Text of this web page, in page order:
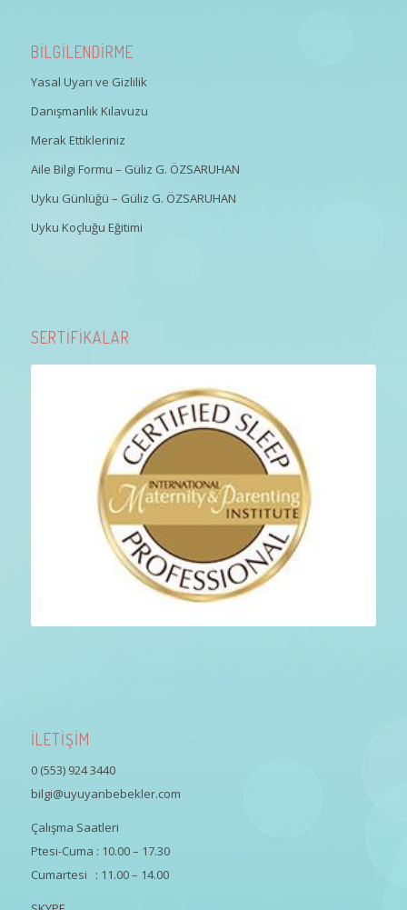
BİLGİLENDİRME
Yasal Uyarı ve Gizlilik
Danışmanlık Kılavuzu
Merak Ettikleriniz
Aile Bilgi Formu – Güliz G. ÖZSARUHAN
Uyku Günlüğü – Güliz G. ÖZSARUHAN
Uyku Koçluğu Eğitimi
SERTİFİKALAR
İLETİŞİM
0 (553) 924 3440
bilgi@uyuyanbebekler.com
Çalışma Saatleri
Ptesi-Cuma : 10.00 – 17.30
Cumartesi : 11.00 – 14.00